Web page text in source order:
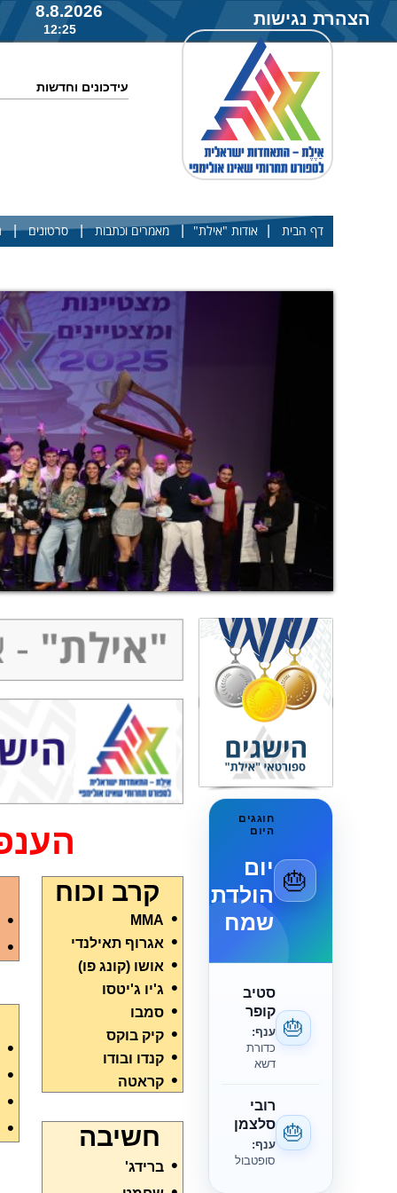
8.8.2026
12:25
הצהרת נגישות
עידכונים וחדשות
דף הבית אודות "אילת" מאמרים וכתבות | סרטונים |
🎂
חוגגים
היום
יום
הולדת
שמח
🎂
סטיב
קופר
ענף:
כדורת
דשא
🎂
רובי
סלצמן
ענף:
סופטבול
קרב וכוח
•
MMA
• אגרוף תאילנדי
• אושו (קונג פו)
• ג'יו ג'יטסו
• סמבו
• קיק בוקס
• קנדו ובודו
• קראטה
חשיבה
• ברידג'
•
•
•
•
•
•